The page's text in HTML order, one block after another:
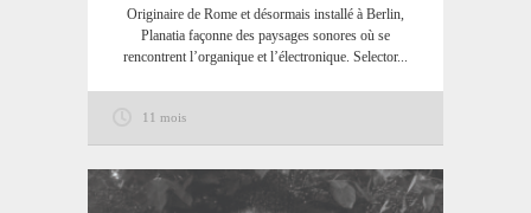
Originaire de Rome et désormais installé à Berlin,
Planatia façonne des paysages sonores où se
rencontrent l’organique et l’électronique. Selector...
11 mois